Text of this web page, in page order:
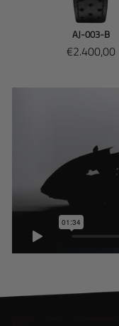
AJ-003-B
Traduction
€2.400,00